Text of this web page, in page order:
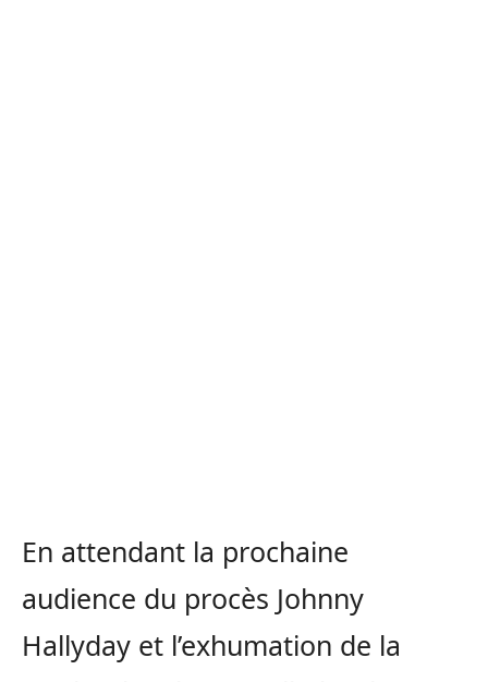
En attendant la prochaine
audience du procès Johnny
Hallyday et l’exhumation de la